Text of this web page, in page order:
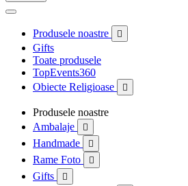
Produsele noastre 
Gifts
Toate produsele
TopEvents360
Obiecte Religioase

Produsele noastre
Ambalaje

Handmade 
Rame Foto 
Gifts 